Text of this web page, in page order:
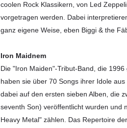
coolen Rock Klassikern, von Led
vorgetragen werden. Dabei
ganz eigene Weise, eben Biggi & the
Iron Maidnem
Die "Iron Maiden"-Tribut-Band, die
haben sie über 70 Songs ihrer Idole
dabei auf den ersten sieben Alben, die
seventh Son) veröffentlicht wurden und
Heavy Metal" zählen. Das Repertoire